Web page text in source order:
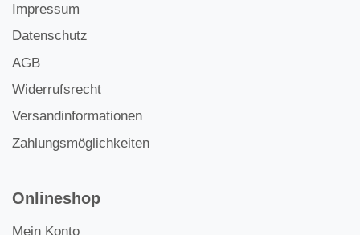
Impressum
Datenschutz
AGB
Widerrufsrecht
Versandinformationen
Zahlungsmöglichkeiten
Onlineshop
Mein Konto